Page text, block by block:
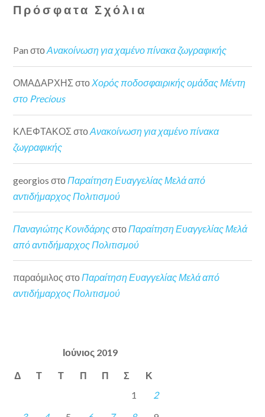
Πρόσφατα Σχόλια
Pan στοΑνακοίνωση για χαμένο πίνακα ζωγραφικής
ΟΜΑΔΑΡΧΗΣ στοΧορός ποδοσφαιρικής ομάδας Μέντη
στο Precious
ΚΛΕΦΤΑΚΟΣ στοΑνακοίνωση για χαμένο πίνακα
ζωγραφικής
georgios στο Παραίτηση Ευαγγελίας Μελά από
αντιδήμαρχος Πολιτισμού
Παναγιώτης Κονιδάρηςστο Παραίτηση Ευαγγελίας Μελά
από αντιδήμαρχος Πολιτισμού
παραόμιλος στοΠαραίτηση Ευαγγελίας Μελά από
αντιδήμαρχος Πολιτισμού
Ιούνιος 2019
Δ Τ Τ Π Π Σ Κ
1
2